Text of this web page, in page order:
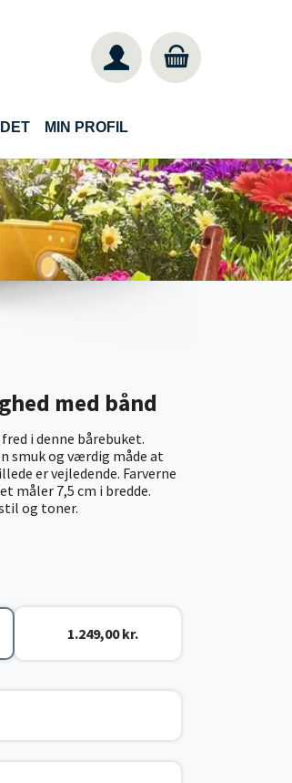
MIN PROFIL
med bånd
i denne bårebuket.
smuk og værdig måde at
er vejledende. Farverne
måler 7,5 cm i bredde.
og toner.
1.249,00 kr.